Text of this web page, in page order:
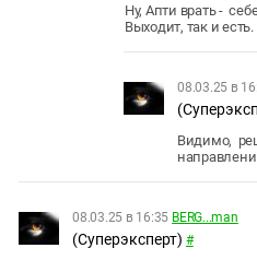
Ну, Апти врать -
Выходит, так и есть.
08.03.25 в
Видимо,
08.03.25 в 16:35 BERG...man
(Суперэксперт) #